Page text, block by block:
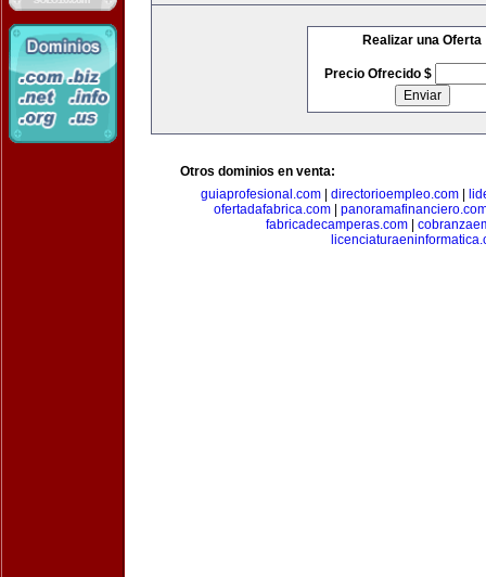
Realizar una Oferta
Precio Ofrecido $
Otros dominios en venta:
guiaprofesional.com| directorioempleo.com|
ofertadafabrica.com|
fabricadecamperas.com